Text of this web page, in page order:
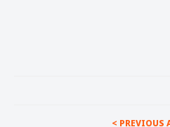
< PREVIOUS